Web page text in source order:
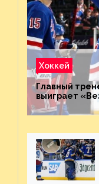
Хоккей
Главный
выиграет
невероятен